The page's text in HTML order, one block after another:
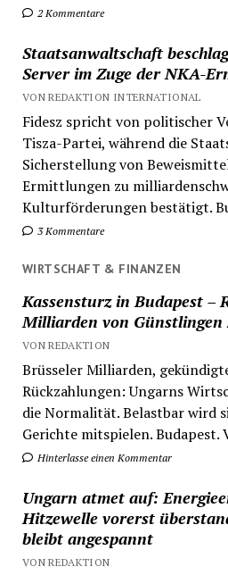
2 Kommentare
Staatsanwaltschaft
Server im Zuge der NKA-
VON REDAKTION INTERNATIONAL
Fidesz spricht von politischer
Tisza-Partei, während die
Sicherstellung von
Ermittlungen zu
Kulturförderungen bestätigt.
3 Kommentare
WIRTSCHAFT & FINANZEN
Kassensturz in Budapest –
Milliarden von Günstlingen
VON REDAKTION
Brüsseler Milliarden,
Rückzahlungen: Ungarns
die Normalität. Belastbar wird
Gerichte mitspielen. Budapest.
Hinterlasse einen Kommentar
Ungarn atmet auf:
Hitzewelle vorerst
bleibt angespannt
VON REDAKTION